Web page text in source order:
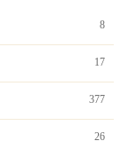
8
17
377
26